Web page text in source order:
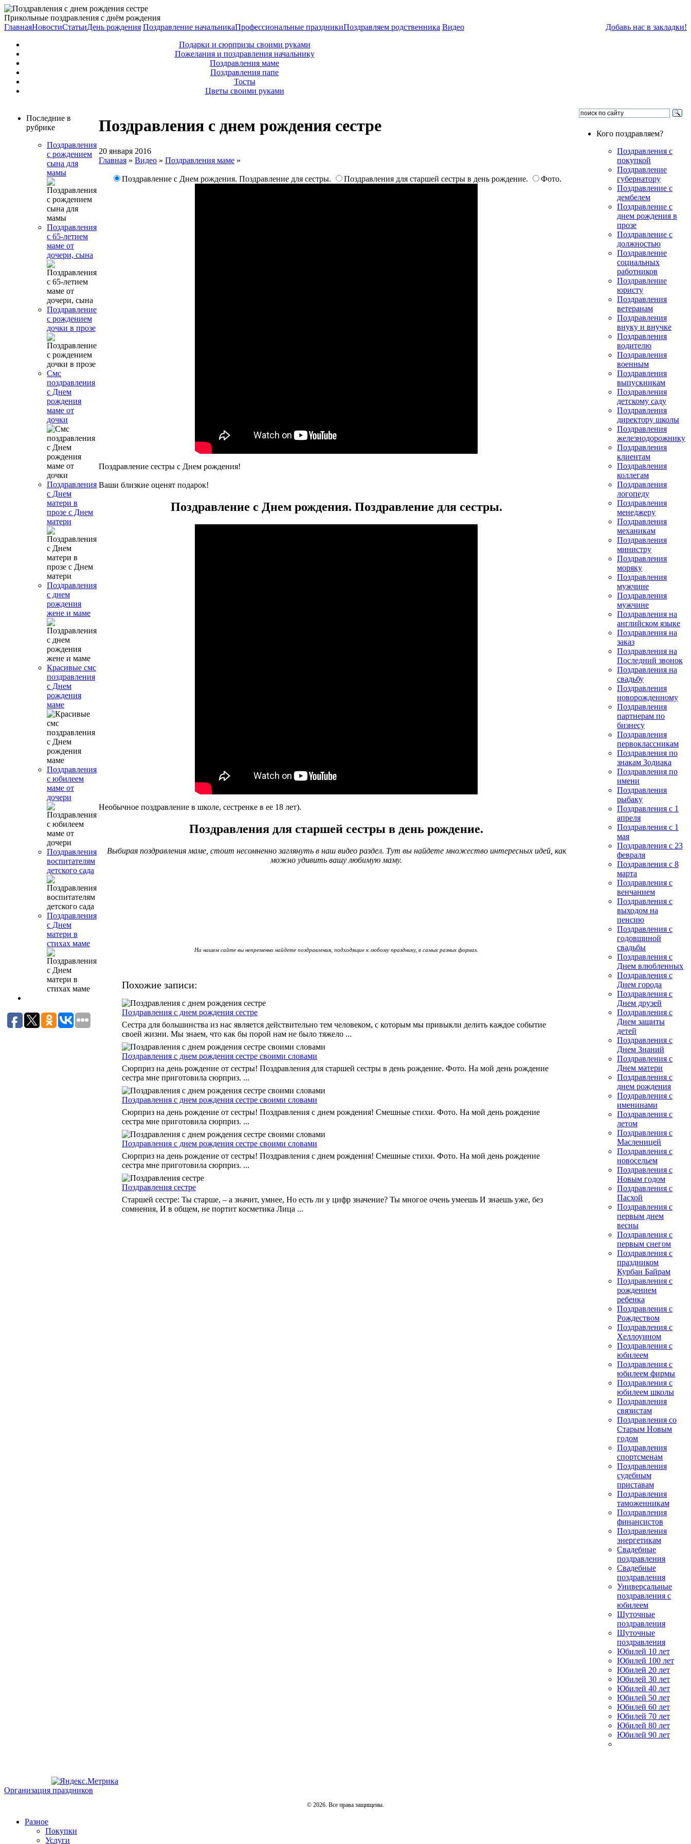
Прикольные поздравления с днём рождения
ГлавнаяНовостиСтатьиДень рождения Поздравление начальникаПрофессиональные праздникиПоздравляем родственника Видео
Подарки и сюрпризы своими руками
Пожелания и поздравления начальнику
Поздравления маме
Поздравления папе
Тосты
Цветы своими руками
Добавь нас в закладки!
Последние в
рубрике
Поздравления
с рождением
сына для
мамы
Поздравления
с 65-летием
маме от
дочери, сына
Поздравление
с рождением
дочки в прозе
Смс
поздравления
с Днем
рождения
маме от
дочки
Поздравления
с Днем
матери в
прозе с Днем
матери
Поздравления
с днем
рождения
жене и маме
Красивые смс
поздравления
с Днем
рождения
маме
Поздравления
с юбилеем
маме от
дочери
Поздравления
воспитателям
детского сада
Поздравления
с Днем
матери в
стихах маме
Поздравления с днем рождения сестре
20 января 2016
Главная » Видео » Поздравления маме »
Поздравление с Днем рождения. Поздравление для сестры. Поздравления для старшей сестры в день рождение. Фото.
Поздравление сестры с Днем рождения!
Ваши близкие оценят подарок!
Поздравление с Днем рождения. Поздравление для сестры.
Необычное поздравление в школе, сестренке в ее 18 лет).
Поздравления для старшей сестры в день рождение.
Выбирая поздравления маме, стоит несомненно заглянуть в наш видео раздел. Тут вы найдете множество интересных идей, как
можно удивить вашу любимую маму.
На нашем сайте вы непременно найдете поздравления, подходящие к любому празднику, в самых разных формах.
Похожие записи:
Поздравления с днем рождения сестре
Сестра для большинства из нас является действительно тем человеком, с которым мы привыкли делить каждое событие
своей жизни. Мы знаем, что как бы порой нам не было тяжело ...
Поздравления с днем рождения сестре своими словами
Сюрприз на день рождение от сестры! Поздравления для старшей сестры в день рождение. Фото. На мой день рождение
сестра мне приготовила сюрприз. ...
Поздравления с днем рождения сестре своими словами
Сюрприз на день рождение от сестры! Поздравления с днем рождения! Смешные стихи. Фото. На мой день рождение
сестра мне приготовила сюрприз. ...
Поздравления с днем рождения сестре своими словами
Сюрприз на день рождение от сестры! Поздравления с днем рождения! Смешные стихи. Фото. На мой день рождение
сестра мне приготовила сюрприз. ...
Поздравления сестре
Старшей сестре: Ты старше, – а значит, умнее, Но есть ли у цифр значение? Ты многое очень умеешь И знаешь уже, без
сомнения, И в общем, не портит косметика Лица ...
Кого поздравляем?
Поздравления с
покупкой
Поздравление
губернатору
Поздравление с
дембелем
Поздравление с
днем рождения в
прозе
Поздравление с
должностью
Поздравление
социальных
работников
Поздравление
юристу
Поздравления
ветеранам
Поздравления
внуку и внучке
Поздравления
водителю
Поздравления
военным
Поздравления
выпускникам
Поздравления
детскому саду
Поздравления
директору школы
Поздравления
железнодорожнику
Поздравления
клиентам
Поздравления
коллегам
Поздравления
логопеду
Поздравления
менеджеру
Поздравления
механикам
Поздравления
министру
Поздравления
моряку
Поздравления
мужчине
Поздравления
мужчине
Поздравления на
английском языке
Поздравления на
заказ
Поздравления на
Последний звонок
Поздравления на
свадьбу
Поздравления
новорожденному
Поздравления
партнерам по
бизнесу
Поздравления
первоклассникам
Поздравления по
знакам Зодиака
Поздравления по
имени
Поздравления
рыбаку
Поздравления с 1
апреля
Поздравления с 1
мая
Поздравления с 23
февраля
Поздравления с 8
марта
Поздравления с
венчанием
Поздравления с
выходом на
пенсию
Поздравления с
годовщиной
свадьбы
Поздравления с
Днем влюбленных
Поздравления с
Днем города
Поздравления с
Днем друзей
Поздравления с
Днем защиты
детей
Поздравления с
Днем Знаний
Поздравления с
Днем матери
Поздравления с
днем рождения
Поздравления с
именинами
Поздравления с
летом
Поздравления с
Масленицей
Поздравления с
новосельем
Поздравления с
Новым годом
Поздравления с
Пасхой
Поздравления с
первым днем
весны
Поздравления с
первым снегом
Поздравления с
праздником
Курбан Байрам
Поздравления с
рождением
ребенка
Поздравления с
Рождеством
Поздравления с
Хеллоуином
Поздравления с
юбилеем
Поздравления с
юбилеем фирмы
Поздравления с
юбилеем школы
Поздравления
связистам
Поздравления со
Старым Новым
годом
Поздравления
спортсменам
Поздравления
судебным
приставам
Поздравления
таможенникам
Поздравления
финансистов
Поздравления
энергетикам
Свадебные
поздравления
Свадебные
поздравления
Универсальные
поздравления с
юбилеем
Шуточные
поздравления
Шуточные
поздравления
Юбилей 10 лет
Юбилей 100 лет
Юбилей 20 лет
Юбилей 30 лет
Юбилей 40 лет
Юбилей 50 лет
Юбилей 60 лет
Юбилей 70 лет
Юбилей 80 лет
Юбилей 90 лет
Организация праздников
© 2026. Все права защищены.
Разное
Покупки
Услуги